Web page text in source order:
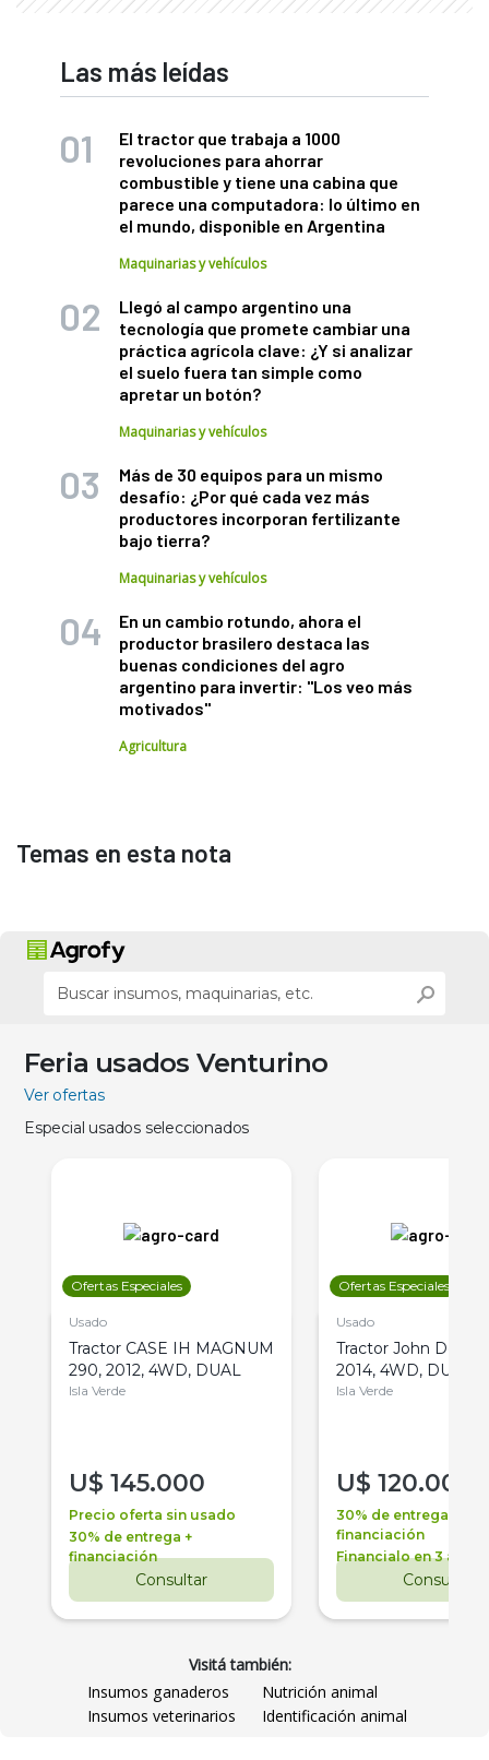
Las más leídas
El tractor que trabaja a 1000
revoluciones para ahorrar
combustible y tiene una cabina que
parece una computadora: lo último en
el mundo, disponible en Argentina
Maquinarias y vehículos
Llegó al campo argentino una
tecnología que promete cambiar una
práctica agrícola clave: ¿Y si analizar
el suelo fuera tan simple como
apretar un botón?
Maquinarias y vehículos
Más de 30 equipos para un mismo
desafío: ¿Por qué cada vez más
productores incorporan fertilizante
bajo tierra?
Maquinarias y vehículos
En un cambio rotundo, ahora el
productor brasilero destaca las
buenas condiciones del agro
argentino para invertir: "Los veo más
motivados"
Agricultura
Temas en esta nota
Feria usados Venturino
Ver ofertas
Especial usados seleccionados
Ofertas Especiales
Usado
Tractor CASE IH MAGNUM
290, 2012, 4WD, DUAL
Isla Verde
U$ 145.000
Precio oferta sin usado
30% de entrega +
financiación
Consultar
Ofertas Especiales
Usado
Tractor John Deere
2014, 4WD, DUAL
Isla Verde
U$ 120.000
30% de entrega +
financiación
Financialo en 3 años
Consultar
Visitá también:
Insumos ganaderos
Nutrición animal
Insumos veterinarios
Identificación animal